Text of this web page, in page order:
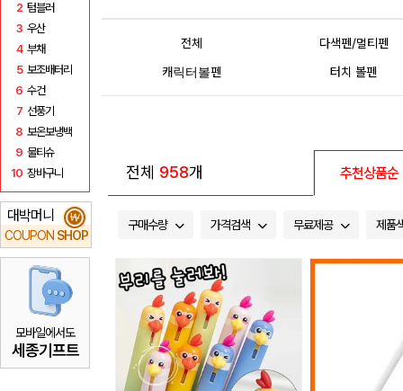
2 텀블러
3 우산
4 부채
5 보조배터리
6 수건
7 선풍기
8 보온보냉백
9 물티슈
10 장바구니
대박머니
COUPON SHOP
₩
모바일에서도
세종기프트
전체
다색펜/멀티펜
캐릭터볼펜
터치 볼펜
전체 958개 추천상품순
구매수량 가격검색 무료제공 제품